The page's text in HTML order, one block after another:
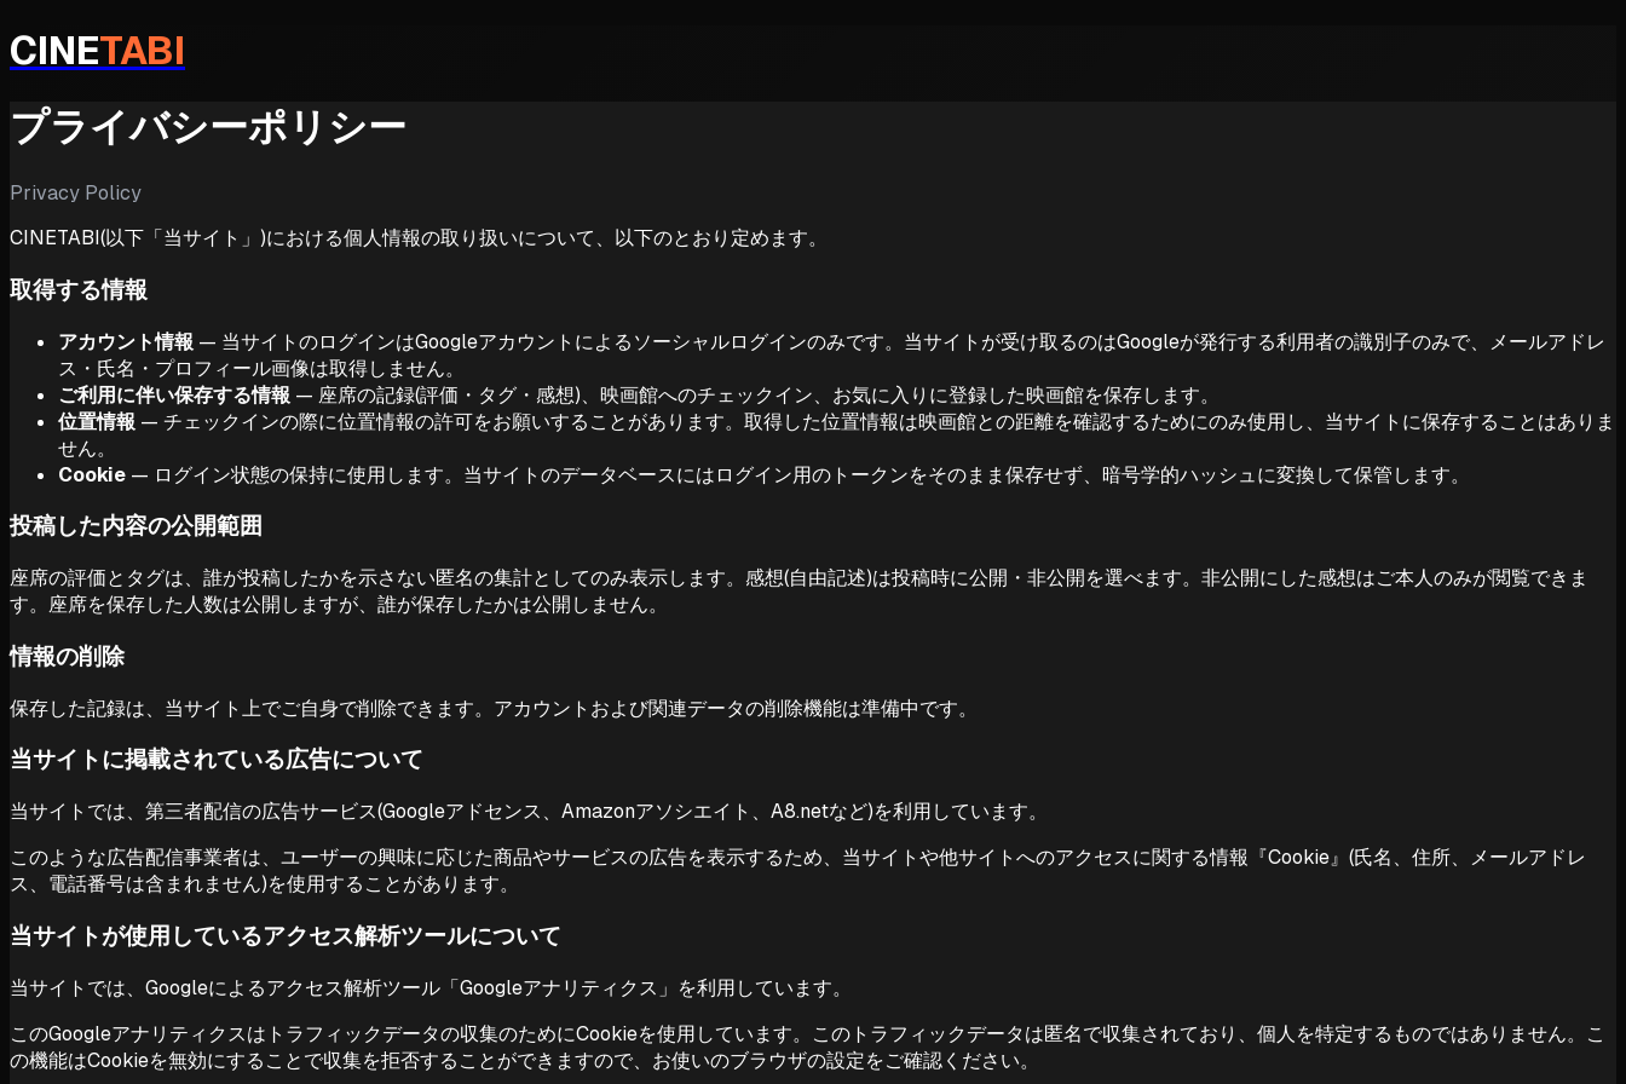
CINETABI
プライバシーポリシー
Privacy Policy
CINETABI(以下「当サイト」)における個人情報の取り扱いについて、以下のとおり定めます。
取得する情報
アカウント情報 — 当サイトのログインはGoogleアカウントによるソーシャルログインのみです。当サイトが受け取るのはGoogleが発行する利用者の識別子のみで、メールアドレ
ス・氏名・プロフィール画像は取得しません。
ご利用に伴い保存する情報 — 座席の記録(評価・タグ・感想)、映画館へのチェックイン、お気に入りに登録した映画館を保存します。
位置情報 — チェックインの際に位置情報の許可をお願いすることがあります。取得した位置情報は映画館との距離を確認するためにのみ使用し、当サイトに保存することはありま
せん。
Cookie — ログイン状態の保持に使用します。当サイトのデータベースにはログイン用のトークンをそのまま保存せず、暗号学的ハッシュに変換して保管します。
投稿した内容の公開範囲
座席の評価とタグは、誰が投稿したかを示さない匿名の集計としてのみ表示します。感想(自由記述)は投稿時に公開・非公開を選べます。非公開にした感想はご本人のみが閲覧できま
す。座席を保存した人数は公開しますが、誰が保存したかは公開しません。
情報の削除
保存した記録は、当サイト上でご自身で削除できます。アカウントおよび関連データの削除機能は準備中です。
当サイトに掲載されている広告について
当サイトでは、第三者配信の広告サービス(Googleアドセンス、Amazonアソシエイト、A8.netなど)を利用しています。
このような広告配信事業者は、ユーザーの興味に応じた商品やサービスの広告を表示するため、当サイトや他サイトへのアクセスに関する情報『Cookie』(氏名、住所、メールアドレ
ス、電話番号は含まれません)を使用することがあります。
当サイトが使用しているアクセス解析ツールについて
当サイトでは、Googleによるアクセス解析ツール「Googleアナリティクス」を利用しています。
このGoogleアナリティクスはトラフィックデータの収集のためにCookieを使用しています。このトラフィックデータは匿名で収集されており、個人を特定するものではありません。こ
の機能はCookieを無効にすることで収集を拒否することができますので、お使いのブラウザの設定をご確認ください。